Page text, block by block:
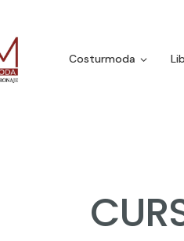
Costurmoda